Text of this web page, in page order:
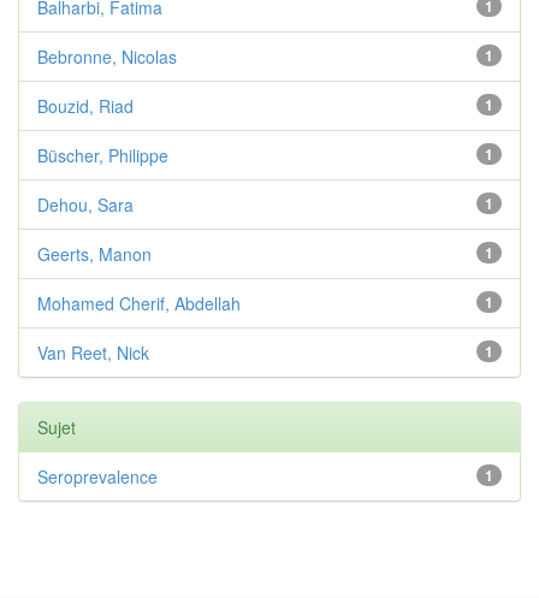
1
Balharbi, Fatima
1
Bebronne, Nicolas
1
Bouzid, Riad
1
Büscher, Philippe
1
Dehou, Sara
1
Geerts, Manon
1
Mohamed Cherif, Abdellah
1
Van Reet, Nick
Sujet
1
Seroprevalence